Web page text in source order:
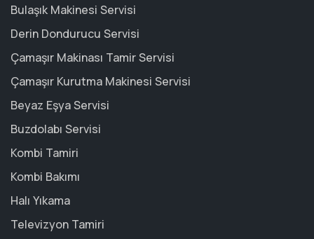
Bulaşık Makinesi Servisi
Derin Dondurucu Servisi
Çamaşır Makinası Tamir Servisi
Çamaşır Kurutma Makinesi Servisi
Beyaz Eşya Servisi
Buzdolabı Servisi
Kombi Tamiri
Kombi Bakımı
Halı Yıkama
Televizyon Tamiri